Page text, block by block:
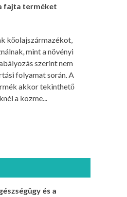
fajta terméket
kőolajszármazékot,
mint a növényi
szerint nem
folyamat során. A
akkor tekinthető
a kozme...
és a